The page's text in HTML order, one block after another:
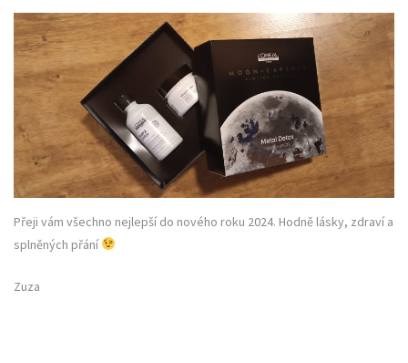
Přeji vám všechno nejlepší do nového roku 2024. Hodně lásky, zdraví a
splněných přání
Zuza